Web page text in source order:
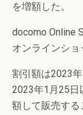
を増額した。
docomo Online
オンラインショ
割引額は2023
2023年1月25日
額して販売する